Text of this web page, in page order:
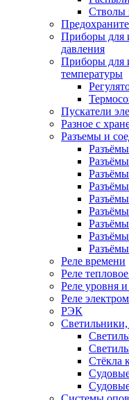
Приборы для
давления
Приборы для
температуры
Пускатели
Разное с
Разъемы и
Реле времени
Реле
Реле уровня
Реле
РЭК
Стёкла